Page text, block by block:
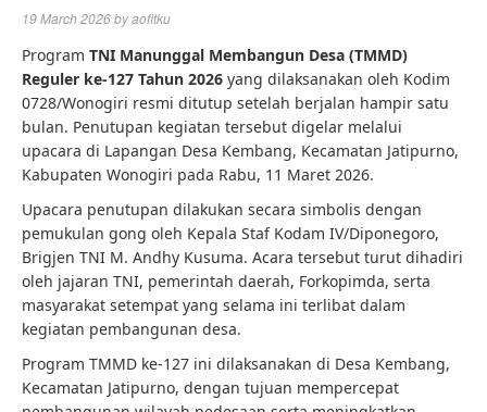
19 March 2026byaofitku
Program TNI Manunggal Membangun Desa (TMMD)
Reguler ke-127 Tahun 2026 yang dilaksanakan oleh Kodim
0728/Wonogiri resmi ditutup setelah berjalan hampir satu
bulan. Penutupan kegiatan tersebut digelar melalui
upacara di Lapangan Desa Kembang, Kecamatan Jatipurno,
Kabupaten Wonogiri pada Rabu, 11 Maret 2026.
Upacara penutupan dilakukan secara simbolis dengan
pemukulan gong oleh Kepala Staf Kodam IV/Diponegoro,
Brigjen TNI M. Andhy Kusuma. Acara tersebut turut dihadiri
oleh jajaran TNI, pemerintah daerah, Forkopimda, serta
masyarakat setempat yang selama ini terlibat dalam
kegiatan pembangunan desa.
Program TMMD ke-127 ini dilaksanakan di Desa Kembang,
Kecamatan Jatipurno, dengan tujuan mempercepat